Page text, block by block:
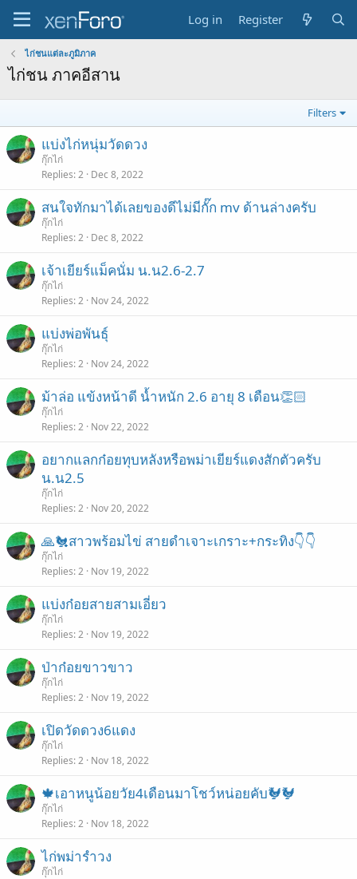
Log in Register
ไก่ชนแต่ละภูมิภาค
ไก่ชน ภาคอีสาน
Filters
แบ่งไก่หนุ่มวัดดวง
กุ๊กไก่
Replies 2 Dec 8, 2022
สนใจทักมาได้เลยของดีไม่มีกั๊ก mv ด้านล่างครับ
กุ๊กไก่
Replies 2 Dec 8, 2022
เจ้าเยียร์แม็คนั่ม น.น2.6-2.7
กุ๊กไก่
Replies 2 Nov 24, 2022
แบ่งพ่อพันธุ์
กุ๊กไก่
Replies 2 Nov 24, 2022
ม้าล่อ แข้งหน้าดี น้ำหนัก 2.6 อายุ 8 เดือน👏🏻
กุ๊กไก่
Replies 2 Nov 22, 2022
อยากแลกก๋อยทุบหลังหรือพม่าเยียร์แดงสักตัวครับ
น.น2.5
กุ๊กไก่
Replies 2 Nov 20, 2022
🙏🐔สาวพร้อมไข่ สายดำเจาะเกราะ+กระทิง👇👇
กุ๊กไก่
Replies 2 Nov 19, 2022
แบ่งก๋อยสายสามเอี่ยว
กุ๊กไก่
Replies 2 Nov 19, 2022
ป่าก๋อยขาวขาว
กุ๊กไก่
Replies 2 Nov 19, 2022
เปิดวัดดวง6แดง
กุ๊กไก่
Replies 2 Nov 18, 2022
🍁เอาหนูน้อยวัย4เดือนมาโชว์หน่อยคับ🐓🐓
กุ๊กไก่
Replies 2 Nov 18, 2022
ไก่พม่ารำวง
กุ๊กไก่